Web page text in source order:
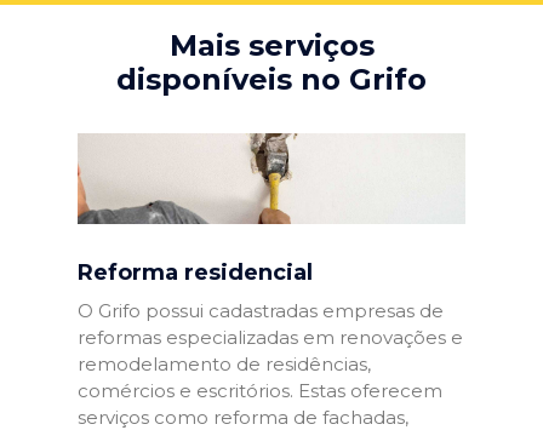
Mais serviços
disponíveis no Grifo
Reforma residencial
O Grifo possui cadastradas empresas de
reformas especializadas em renovações e
remodelamento de residências,
comércios e escritórios. Estas oferecem
serviços como reforma de fachadas,